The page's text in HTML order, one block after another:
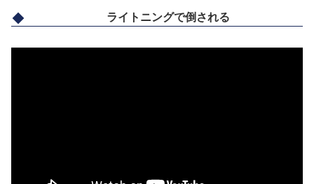
ライトニングで倒される